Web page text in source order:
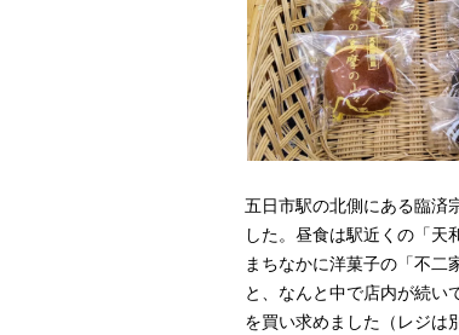
五日市駅の北側にある臨済
した。昼食は駅近くの「天
まちなかに洋菓子の「不二
と、なんと中で店内が続い
を買い求めました（レジは